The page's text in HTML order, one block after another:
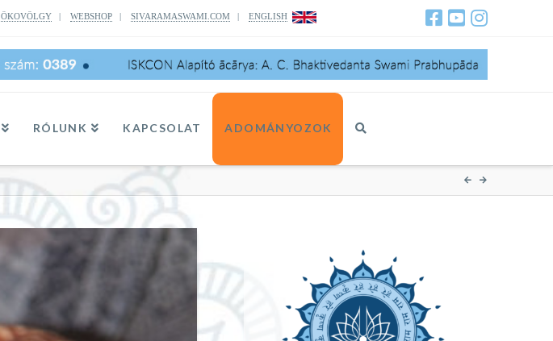
ÖKOVÖLGY| WEBSHOP| SIVARAMASWAMI.COM| ENGLISH
RÓLUNK KAPCSOLAT ADOMÁNYOZOK